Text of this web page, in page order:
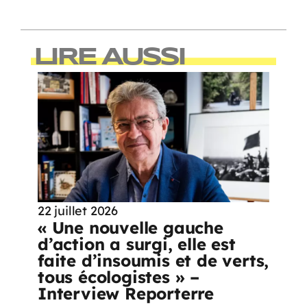
LIRE AUSSI
22 juillet 2026
« Une nouvelle gauche
d’action a surgi, elle est
faite d’insoumis et de verts,
tous écologistes » –
Interview Reporterre